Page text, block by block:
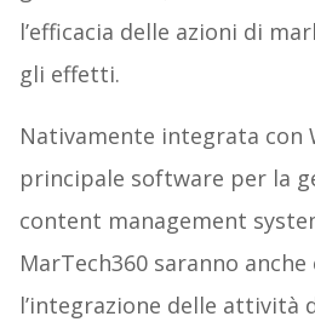
l’efficacia delle azioni di
gli effetti.
Nativamente integrata con
principale software per la
content management
MarTech360 saranno
l’integrazione delle attività